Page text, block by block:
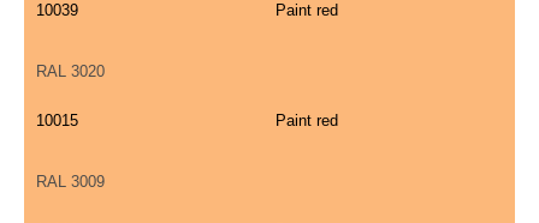
10039 Paint red
RAL 3020
10015 Paint red
RAL 3009